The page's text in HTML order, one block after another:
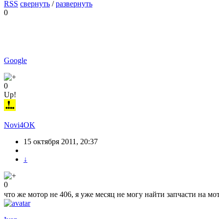
RSS свернуть /развернуть
0
Google
0
Up!
Novi4OK
15 октября 2011, 20:37
↓
0
что же мотор не 406, я уже месяц не могу найти запчасти на